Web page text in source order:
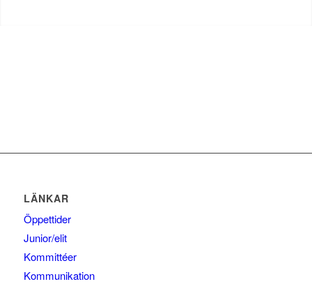
LÄNKAR
Öppettider
Junior/elit
Kommittéer
Kommunikation